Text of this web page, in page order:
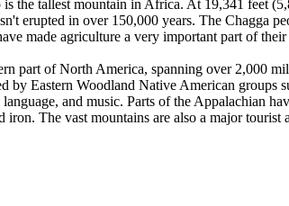
the tallest mountain in Africa. At 19,341 feet
erupted in over 150,000 years. The Chagga
made agriculture a very important part of
part of North America, spanning over 2,000
by Eastern Woodland Native American
and music. Parts of the Appalachian
The vast mountains are also a major